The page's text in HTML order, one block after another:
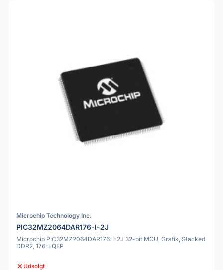
Microchip Technology Inc.
PIC32MZ2064DAR176-I-2J
Microchip PIC32MZ2064DAR176-I-2J 32-bit MCU, Grafik, Stacked
DDR2, 176-LQFP
Udsolgt